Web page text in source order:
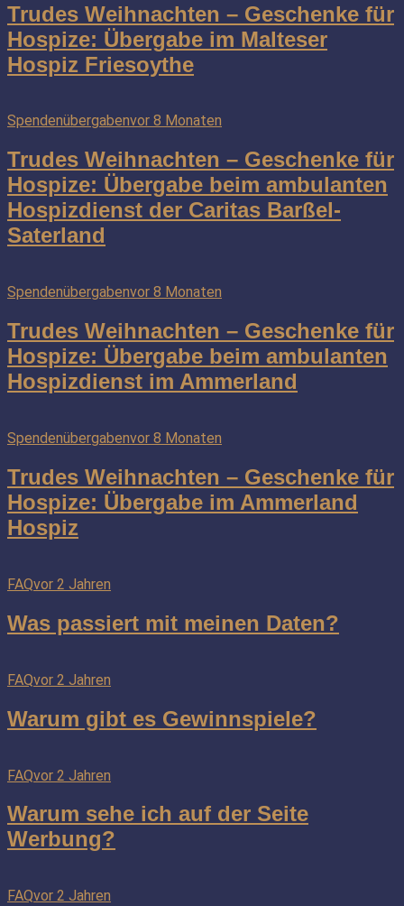
Trudes Weihnachten – Geschenke für
Hospize: Übergabe im Malteser
Hospiz Friesoythe
Spendenübergabenvor 8 Monaten
Trudes Weihnachten – Geschenke für
Hospize: Übergabe beim ambulanten
Hospizdienst der Caritas Barßel-
Saterland
Spendenübergabenvor 8 Monaten
Trudes Weihnachten – Geschenke für
Hospize: Übergabe beim ambulanten
Hospizdienst im Ammerland
Spendenübergabenvor 8 Monaten
Trudes Weihnachten – Geschenke für
Hospize: Übergabe im Ammerland
Hospiz
FAQvor 2 Jahren
Was passiert mit meinen Daten?
FAQvor 2 Jahren
Warum gibt es Gewinnspiele?
FAQvor 2 Jahren
Warum sehe ich auf der Seite
Werbung?
FAQvor 2 Jahren